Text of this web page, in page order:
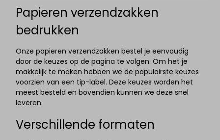
Papieren verzendzakken
bedrukken
Onze papieren verzendzakken bestel je eenvoudig
door de keuzes op de pagina te volgen. Om het je
makkelijk te maken hebben we de populairste keuzes
voorzien van een tip-label. Deze keuzes worden het
meest besteld en bovendien kunnen we deze snel
leveren.
Verschillende formaten